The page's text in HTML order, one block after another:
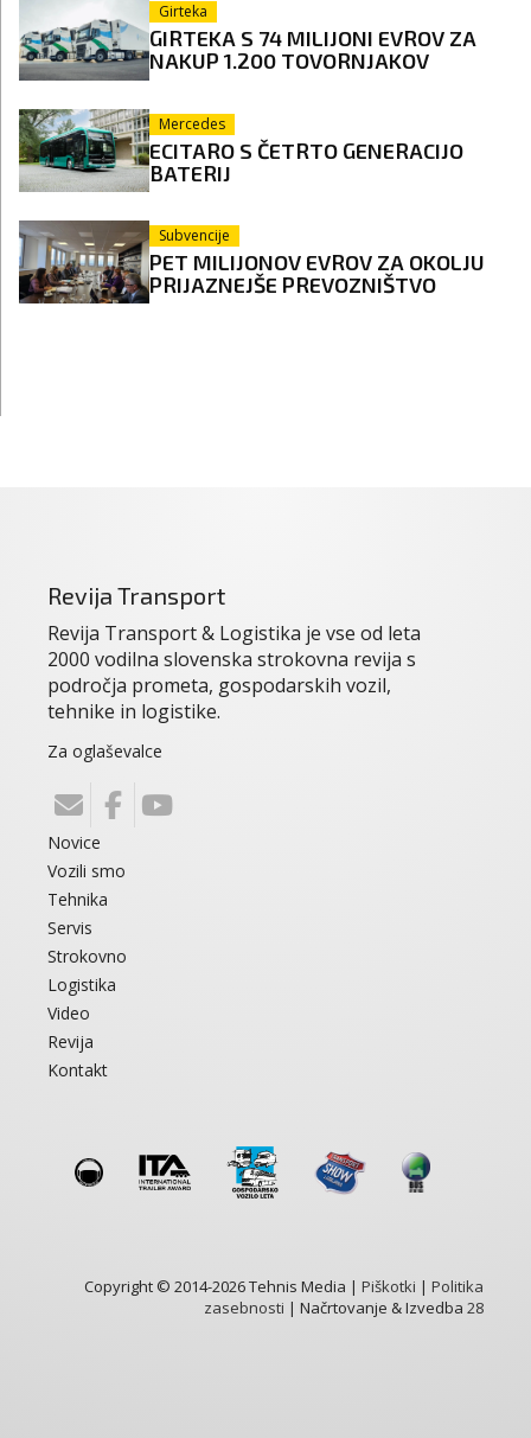
Girteka
GIRTEKA S 74 MILIJONI EVROV ZA
NAKUP 1.200 TOVORNJAKOV
Mercedes
ECITARO S ČETRTO GENERACIJO
BATERIJ
Subvencije
PET MILIJONOV EVROV ZA OKOLJU
PRIJAZNEJŠE PREVOZNIŠTVO
Revija Transport
Revija Transport & Logistika je vse od leta
2000 vodilna slovenska strokovna revija s
področja prometa, gospodarskih vozil,
tehnike in logistike.
Za oglaševalce
Novice
Vozili smo
Tehnika
Servis
Strokovno
Logistika
Video
Revija
Kontakt
Copyright © 2014-2026 Tehnis Media | Piškotki | Politika
zasebnosti | Načrtovanje & Izvedba 28